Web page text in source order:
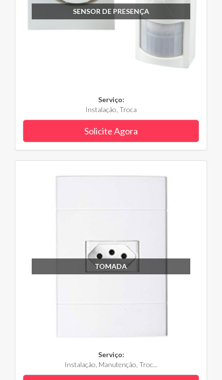
SENSOR DE PRESENÇA
Serviço:
Instalação, Troca
Solicite Agora
TOMADA
Serviço:
Instalação, Manutenção, Troc...